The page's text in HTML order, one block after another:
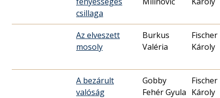
csillaga
Az elveszett
mosoly
Burkus
Valéria
Fischer
Károly
A bezárult
valóság
Gobby
Fehér Gyula
Fischer
Károly